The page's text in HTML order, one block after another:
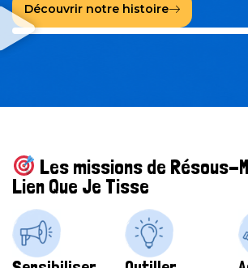
Découvrir notre histoire
Les missions de Résous-
Lien Que Je Tisse